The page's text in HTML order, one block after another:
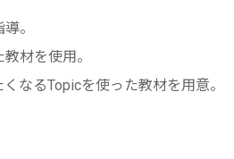
。
材を使用。
なるTopicを使った教材を用意。